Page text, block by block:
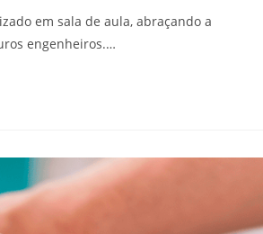
em sala de aula, abraçando a
engenheiros.…